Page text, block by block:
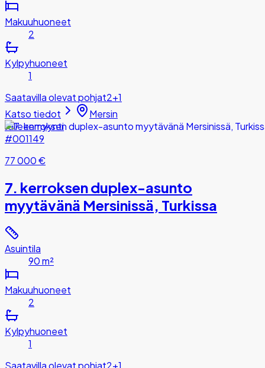
Makuuhuoneet
2
Kylpyhuoneet
1
Saatavilla olevat pohjat2+1
Katso tiedot
Mersin
Jälleenmyynti
#001149
77 000 €
7. kerroksen duplex-asunto
myytävänä Mersinissä, Turkissa
Asuintila
90 m²
Makuuhuoneet
2
Kylpyhuoneet
1
Saatavilla olevat pohjat2+1